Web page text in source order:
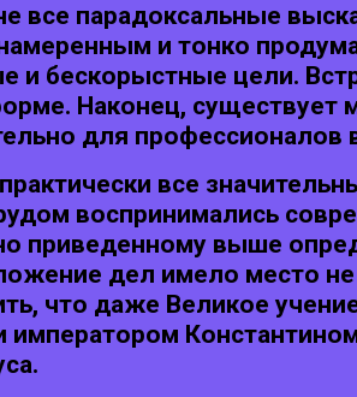
все парадоксальные
и тонко
и бескорыстные цели.
Наконец, существует
для профессионалов
все
воспринимались
приведенному выше
дел имело место
что даже Великое
императором